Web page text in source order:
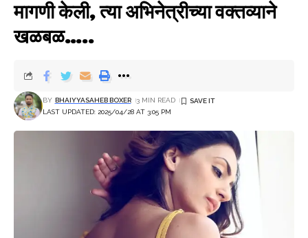
मागणी केली, त्या अभिनेत्रीच्या वक्तव्याने
खळबळ…..
LAST UPDATED: 2025/04/28 AT 3:05 PM
BY BHAIYYASAHEB BOXER 3 MIN READ